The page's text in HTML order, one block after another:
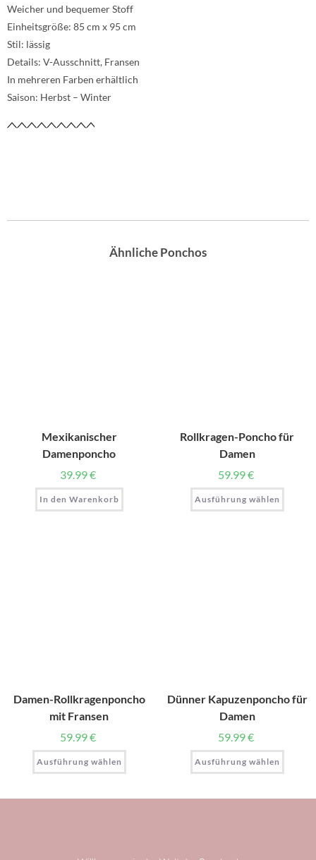
Weicher und bequemer Stoff
Einheitsgröße: 85 cm x 95 cm
Stil: lässig
Details: V-Ausschnitt, Fransen
In mehreren Farben erhältlich
Saison: Herbst – Winter
Ähnliche Ponchos
Mexikanischer
Damenponcho
39.99€
In den Warenkorb
Rollkragen-Poncho für
Damen
59.99€
Ausführung wählen
Damen-Rollkragenponcho
mit Fransen
59.99€
Ausführung wählen
Dünner Kapuzenponcho für
Damen
59.99€
Ausführung wählen